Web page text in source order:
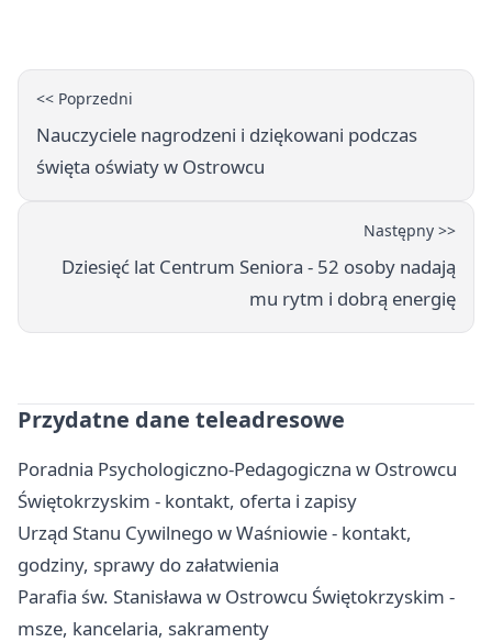
<< Poprzedni
Nauczyciele nagrodzeni i dziękowani podczas
święta oświaty w Ostrowcu
Następny >>
Dziesięć lat Centrum Seniora - 52 osoby nadają
mu rytm i dobrą energię
Przydatne dane teleadresowe
Poradnia Psychologiczno-Pedagogiczna w Ostrowcu
Świętokrzyskim - kontakt, oferta i zapisy
Urząd Stanu Cywilnego w Waśniowie - kontakt,
godziny, sprawy do załatwienia
Parafia św. Stanisława w Ostrowcu Świętokrzyskim -
msze, kancelaria, sakramenty